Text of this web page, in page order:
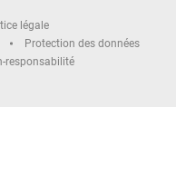
légale
Protection des données
responsabilité